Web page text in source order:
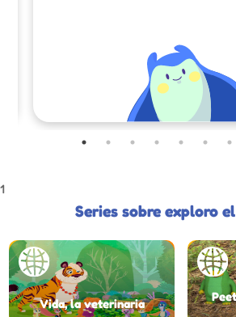
1
Series sobre exploro
Vida, la veterinaria